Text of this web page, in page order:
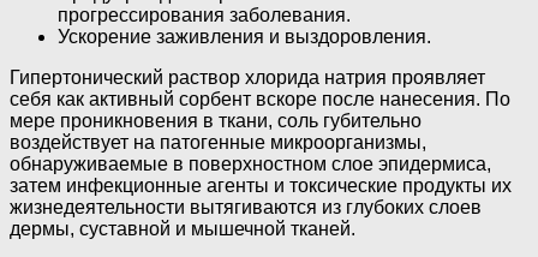
прогрессирования заболевания.
Ускорение заживления и выздоровления.
Гипертонический раствор хлорида натрия проявляет
себя как активный сорбент вскоре после нанесения. По
мере проникновения в ткани, соль губительно
воздействует на патогенные микроорганизмы,
обнаруживаемые в поверхностном слое эпидермиса,
затем инфекционные агенты и токсические продукты их
жизнедеятельности вытягиваются из глубоких слоев
дермы, суставной и мышечной тканей.